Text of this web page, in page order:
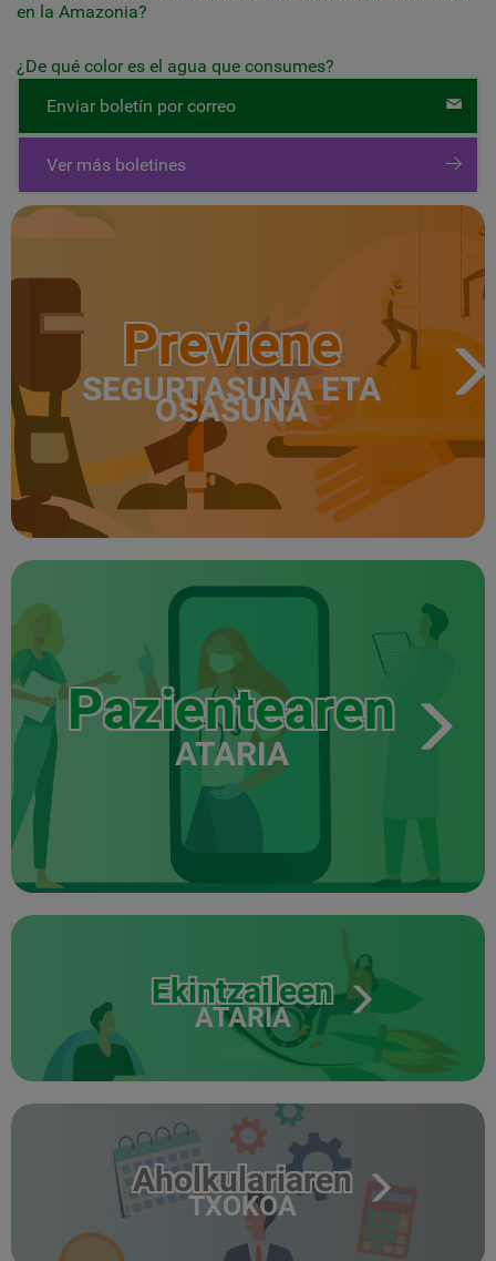
en la Amazonia?
¿De qué color es el agua que consumes?
Enviar boletín por correo
Ver más boletines
Previene
SEGURTASUNA ETA
OSASUNA
Pazientearen
ATARIA
Ekintzaileen
ATARIA
Aholkulariaren
TXOKOA